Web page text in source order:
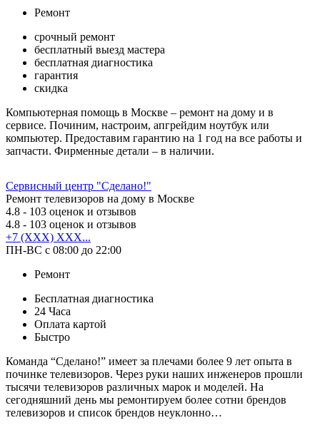
Ремонт
срочный ремонт
бесплатный выезд мастера
бесплатная диагностика
гарантия
скидка
Компьютерная помощь в Москве – ремонт на дому и в
сервисе. Починим, настроим, апгрейдим ноутбук или
компьютер. Предоставим гарантию на 1 год на все работы и
запчасти. Фирменные детали – в наличии.
Сервисный центр "Сделано!"
Ремонт телевизоров на дому в Москве
4.8 - 103 оценок и отзывов
4.8 - 103 оценок и отзывов
+7 (XXX) XXX...
ПН-ВС с 08:00 до 22:00
Ремонт
Бесплатная диагностика
24 Часа
Оплата картой
Быстро
Команда “Сделано!” имеет за плечами более 9 лет опыта в
починке телевизоров. Через руки наших инженеров прошли
тысячи телевизоров различных марок и моделей. На
сегодняшний день мы ремонтируем более сотни брендов
телевизоров и список брендов неуклонно…